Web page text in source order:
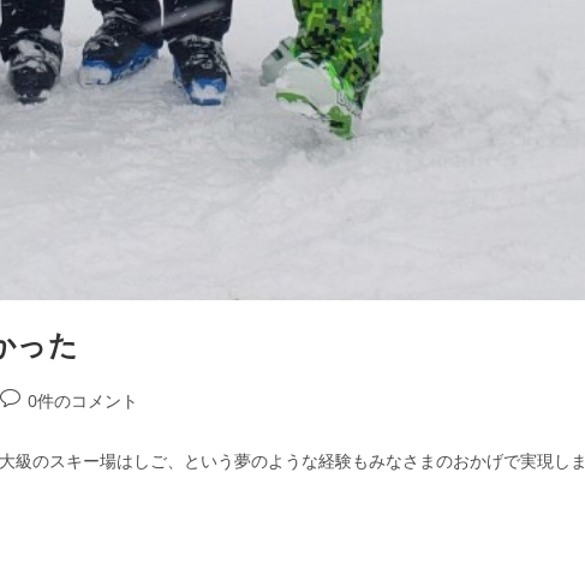
った
0件のコメント
級のスキー場はしご、という夢のような経験もみなさまのおかげで実現しま